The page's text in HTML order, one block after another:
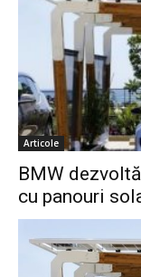
Articole
BMW
cu panouri